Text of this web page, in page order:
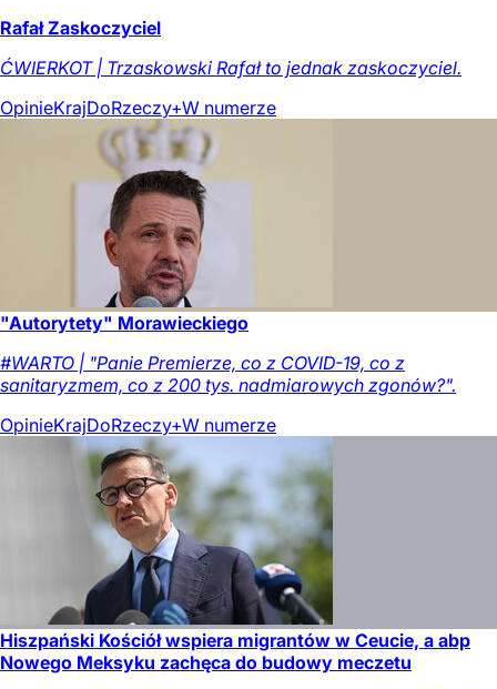
Rafał Zaskoczyciel
ĆWIERKOT | Trzaskowski Rafał to jednak zaskoczyciel.
OpinieKrajDoRzeczy+W numerze
"Autorytety" Morawieckiego
#WARTO | "Panie Premierze, co z COVID-19, co z
sanitaryzmem, co z 200 tys. nadmiarowych zgonów?".
OpinieKrajDoRzeczy+W numerze
Hiszpański Kościół wspiera migrantów w Ceucie, a abp
Nowego Meksyku zachęca do budowy meczetu